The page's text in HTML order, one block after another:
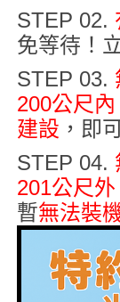
STEP 02.
免等待！
STEP 03.
200公尺內
建設 ，即
STEP 04.
201公尺外
暫無法裝